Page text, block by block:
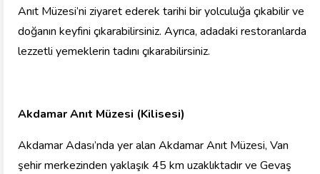
Anıt Müzesi’ni ziyaret ederek tarihi bir yolculuğa çıkabilir ve
doğanın keyfini çıkarabilirsiniz. Ayrıca, adadaki restoranlarda
lezzetli yemeklerin tadını çıkarabilirsiniz.
Akdamar Anıt Müzesi (Kilisesi)
Akdamar Adası’nda yer alan Akdamar Anıt Müzesi, Van
şehir merkezinden yaklaşık 45 km uzaklıktadır ve Gevaş